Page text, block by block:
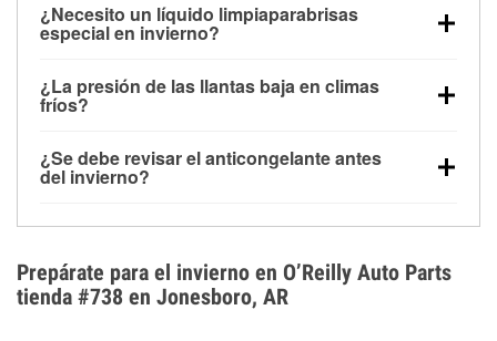
debajo de los 32 °F y puede perder hasta la mitad de
su potencia de arranque cerca de los 0 °F, lo que
arranque.
¿Necesito un líquido limpiaparabrisas
especial en invierno?
la congelación y ayuda a disolver la sal y la nieve
derretida en la carretera para mejorar la visibilidad.
¿La presión de las llantas baja en climas
fríos?
alrededor de 1 PSI por cada 10 °F que baja la
temperatura. Puedes obtener más información sobre
¿Se debe revisar el anticongelante antes
del invierno?
el sobrecalentamiento en condiciones de frío
extremo. Aprende cómo comprobar la protección
anticongelante en nuestra sección How-To.
Prepárate para el invierno en O’Reilly Auto Parts
tienda #738 en Jonesboro, AR